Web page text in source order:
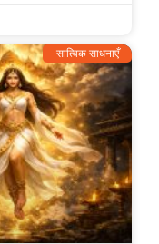
सात्विक साधनाएँ